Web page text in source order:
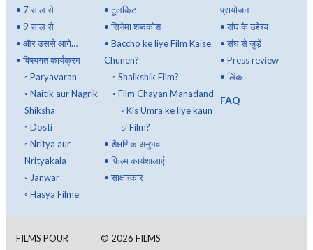
• 7 साल से
• 9 साल से
• और उससे आगे…
• विषयगत कार्यक्रम
◦ Paryavaran
◦ Naitik aur Nagrik
Shiksha
◦ Dosti
◦ Nritya aur
Nrityakala
◦ Janwar
◦ Hasya Filme
• टूलकिट
• सिनेमा शब्दकोश
• Baccho ke liye Film Kaise
Chunen?
◦ Shaikshik Film?
◦ Film Chayan Manadand
◦ Kis Umra ke liye kaun
si Film?
• शैक्षणिक अनुभव
• फ़िल्म कार्यशालाएं
• साक्षात्कार
प्रायोजन
•संघ के उद्देश्य
•संघ से जुड़ें
•Press review
•लिंक
FAQ
FILMS POUR
© 2026 FILMS